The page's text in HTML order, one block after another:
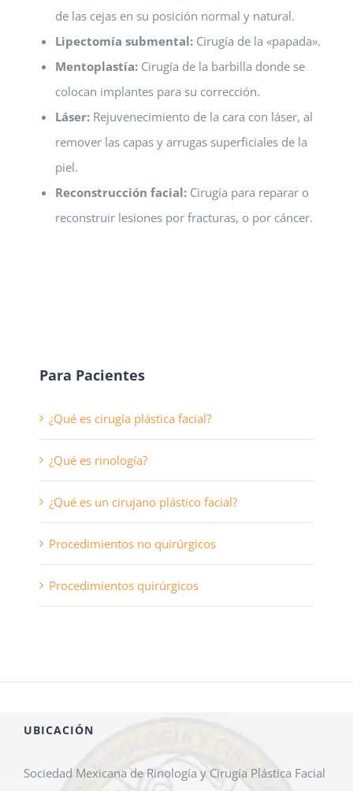
de las cejas en su posición normal y natural.
Lipectomía submental: Cirugía de la «papada».
Mentoplastía: Cirugía de la barbilla donde se
colocan implantes para su corrección.
Láser: Rejuvenecimiento de la cara con láser, al
remover las capas y arrugas superficiales de la
piel.
Reconstrucción facial: Cirugía para reparar o
reconstruir lesiones por fracturas, o por cáncer.
Para Pacientes
¿Qué es cirugía plástica facial?
¿Qué es rinología?
¿Qué es un cirujano plástico facial?
Procedimientos no quirúrgicos
Procedimientos quirúrgicos
UBICACIÓN
Sociedad Mexicana de Rinología y Cirugía Plástica Facial